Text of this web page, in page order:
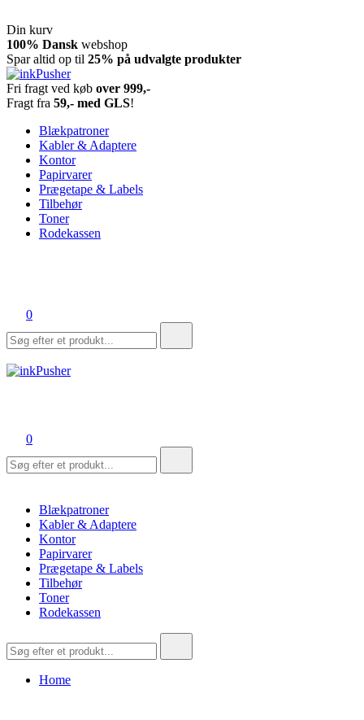
Din kurv
Spring
til
indhold
100% Dansk webshop
Spar altid op til 25% på udvalgte produkter
inkPusher
Leverandør af blækpatroner, kontor artikler og meget mere
Fri fragt ved køb over 999,-
Fragt fra 59,- med GLS!
Blækpatroner
Kabler & Adaptere
Kontor
Papirvarer
Prægetape & Labels
Tilbehør
Toner
Rodekassen
0
efter:
0
efter:
Blækpatroner
Kabler & Adaptere
Kontor
Papirvarer
Prægetape & Labels
Tilbehør
Toner
Rodekassen
efter:
Home